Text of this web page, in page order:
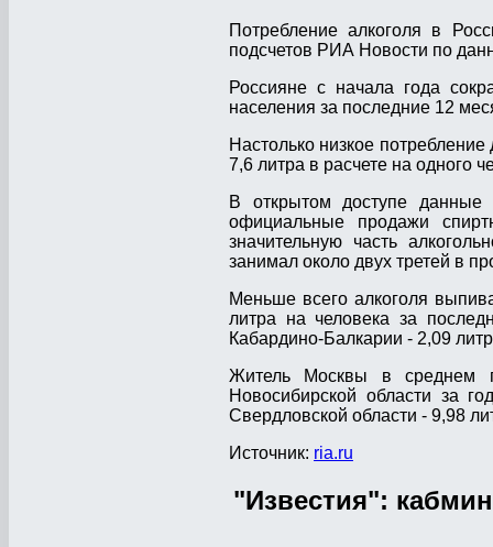
Потребление алкоголя в
подсчетов РИА Новости по
Россияне с начала года
населения за последние 12
Настолько низкое
7,6 литра в расчете на одного
В открытом доступе
официальные продажи
значительную часть
занимал около двух третей в
Меньше всего алкоголя
литра на человека за
Кабардино-Балкарии - 2,09
Житель Москвы в среднем
Новосибирской области за
Свердловской области - 9,98
Источник: ria.ru
"Известия":